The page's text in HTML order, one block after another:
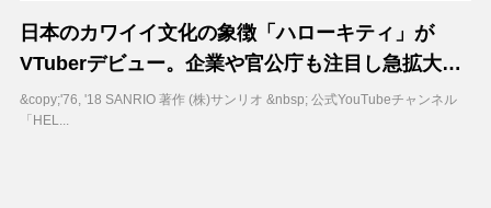
日本のカワイイ文化の象徴「ハローキティ」が
VTuberデビュー。企業や官公庁も注目し急拡大す
るVTuber関連ビジネス
&copy;'76, '18 SANRIO 著作 (株)サンリオ &nbsp; 公式YouTubeチャンネル
「HEL...